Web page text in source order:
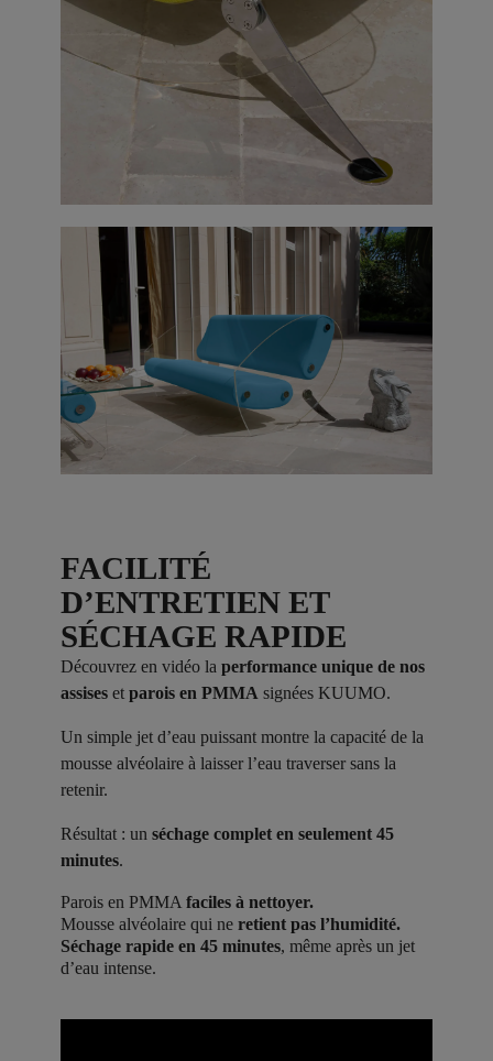
FACILITÉ
D’ENTRETIEN ET
SÉCHAGE RAPIDE
Découvrez en vidéo la performance unique de nos
assises et parois en PMMA signées KUUMO.
Un simple jet d’eau puissant montre la capacité de la
mousse alvéolaire à laisser l’eau traverser sans la
retenir.
Résultat : un séchage complet en seulement 45
minutes.
Parois en PMMA faciles à nettoyer.
Mousse alvéolaire qui ne retient pas l’humidité.
Séchage rapide en 45 minutes, même après un jet
d’eau intense.